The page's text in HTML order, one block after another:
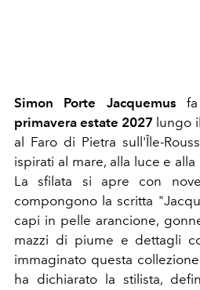
Simon Porte Jacquemus
primavera estate 2027 lungo
al Faro di Pietra sull'Île-
ispirati al mare, alla luce e alla
La sfilata si apre con
compongono la scritta
capi in pelle arancione,
mazzi di piume e dettagli
immaginato questa
ha dichiarato la stilista,